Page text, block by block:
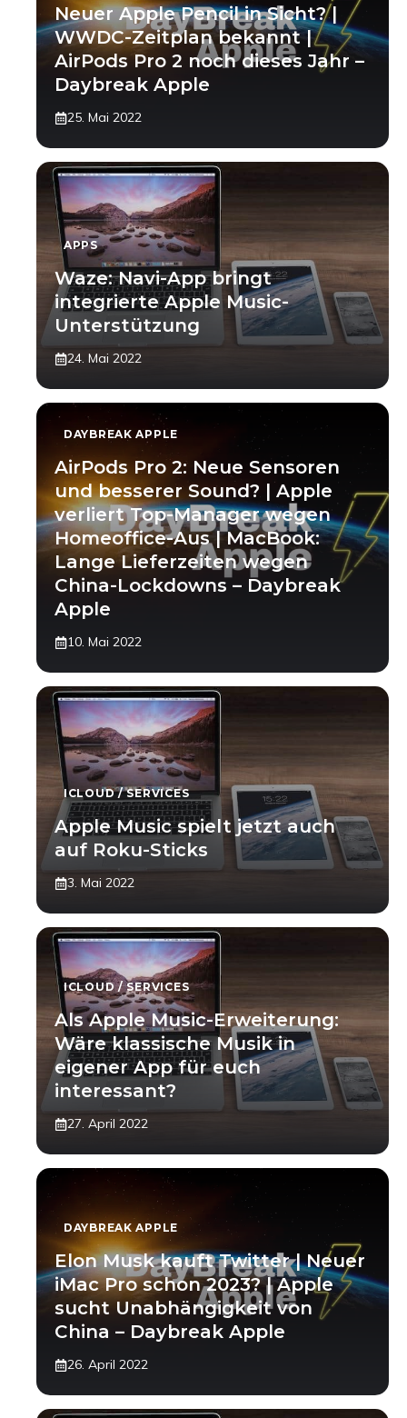
Neuer Apple Pencil in Sicht? |
WWDC-Zeitplan bekannt |
AirPods Pro 2 noch dieses Jahr –
Daybreak Apple
25. Mai 2022
APPS
Waze: Navi-App bringt
integrierte Apple Music-
Unterstützung
24. Mai 2022
DAYBREAK APPLE
AirPods Pro 2: Neue Sensoren
und besserer Sound? | Apple
verliert Top-Manager wegen
Homeoffice-Aus | MacBook:
Lange Lieferzeiten wegen
China-Lockdowns – Daybreak
Apple
10. Mai 2022
ICLOUD / SERVICES
Apple Music spielt jetzt auch
auf Roku-Sticks
3. Mai 2022
ICLOUD / SERVICES
Als Apple Music-Erweiterung:
Wäre klassische Musik in
eigener App für euch
interessant?
27. April 2022
DAYBREAK APPLE
Elon Musk kauft Twitter | Neuer
iMac Pro schon 2023? | Apple
sucht Unabhängigkeit von
China – Daybreak Apple
26. April 2022